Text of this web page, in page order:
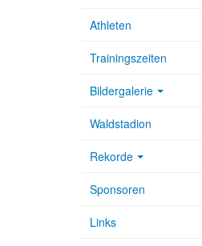
Athleten
Trainingszeiten
Bildergalerie
Waldstadion
Rekorde
Sponsoren
Links